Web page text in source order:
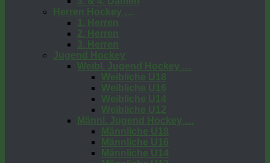
Herren Hockey …
1. Herren
2. Herren
3. Herren
Jugend Hockey
Weibl. Jugend Hockey …
Weibliche U18
Weibliche U16
Weibliche U14
Weibliche U12
Männl. Jugend Hockey …
Männliche U18
Männliche U16
Männliche U14